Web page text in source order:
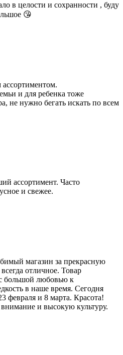
в целости и сохранности , буду
😘
и для ребенка тоже
не нужно бегать искать по всем
ассортимент. Часто
и свежее.
магазин за прекрасную
отличное. Товар
большой любовью к
в наше время. Сегодня
февраля и 8 марта. Красота!
и высокую культуру.